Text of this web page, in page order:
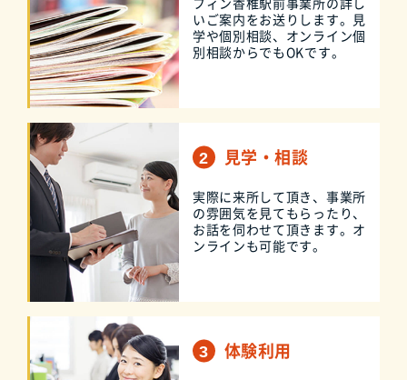
いご案内をお送りします。見
学や個別相談、オンライン個
別相談からでもOKです。
見学・相談
実際に来所して頂き、事業所
の雰囲気を見てもらったり、
お話を伺わせて頂きます。オ
ンラインも可能です。
体験利用